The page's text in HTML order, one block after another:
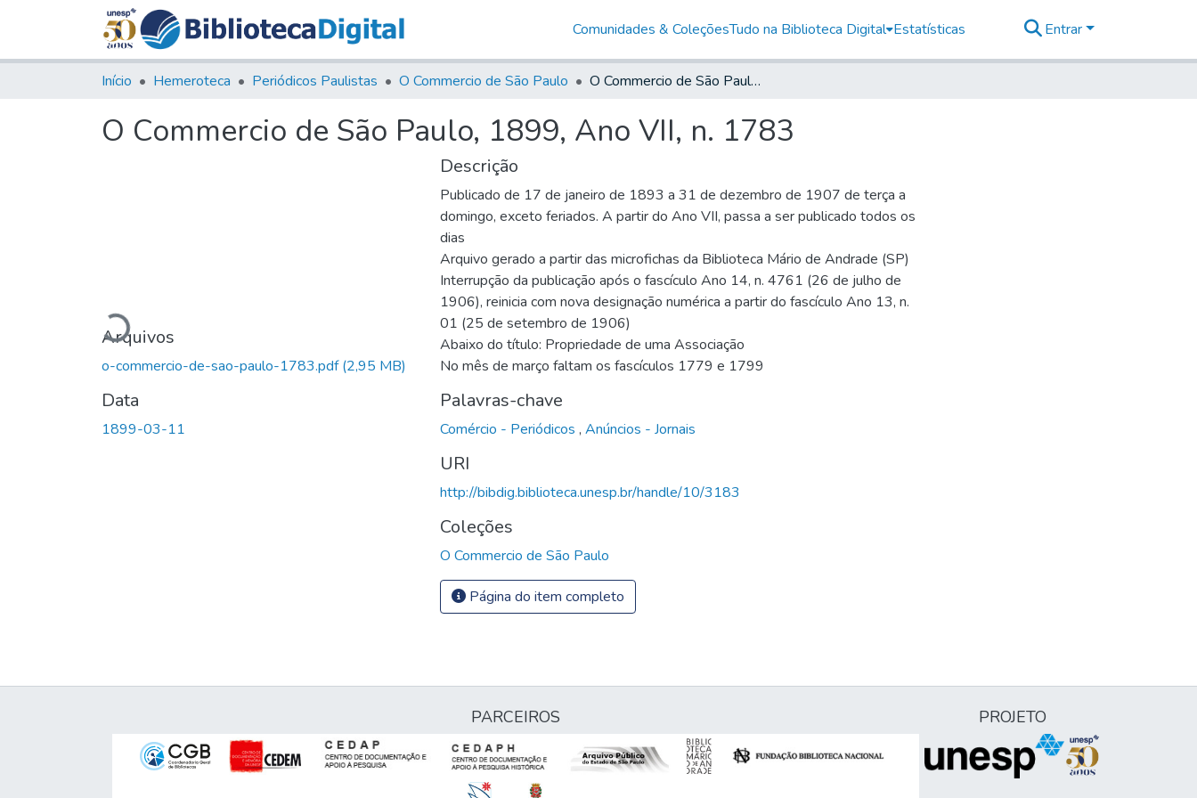
Comunidades & ColeçõesTudo na Biblioteca Digital Estatísticas Entrar
Início Hemeroteca Periódicos Paulistas O Commercio de São Paulo O Commercio de São Paulo, 1899, Ano VII, n. 1783
O Commercio de São Paulo, 1899, Ano VII, n. 1783
Carregando...
Arquivos
o-commercio-de-sao-paulo-1783.pdf(2,95 MB)
Data
1899-03-11
Descrição
Publicado de 17 de janeiro de 1893 a 31 de dezembro de 1907 de terça a
domingo, exceto feriados. A partir do Ano VII, passa a ser publicado todos os
dias
Arquivo gerado a partir das microfichas da Biblioteca Mário de Andrade (SP)
Interrupção da publicação após o fascículo Ano 14, n. 4761 (26 de julho de
1906), reinicia com nova designação numérica a partir do fascículo Ano 13, n.
01 (25 de setembro de 1906)
Abaixo do título: Propriedade de uma Associação
No mês de março faltam os fascículos 1779 e 1799
Palavras-chave
Comércio - Periódicos , Anúncios - Jornais
URI
http://bibdig.biblioteca.unesp.br/handle/10/3183
Coleções
O Commercio de São Paulo
Página do item completo
PARCEIROS PROJETO